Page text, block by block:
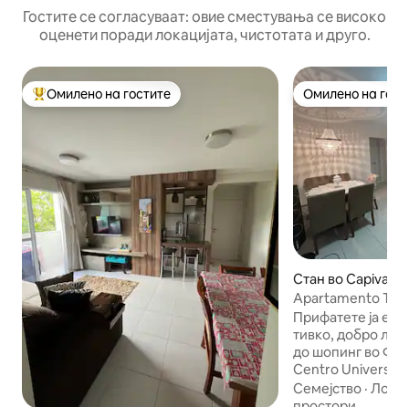
Гостите се согласуваат: овие сместувања се високо
оценети поради локацијата, чистотата и друго.
Меѓу најуспешните „Омилени на гостите“
Омилено на гостите Омилено на
Омилено на
Стан во Capivari
Apartamento
Baixo
Прифатете ја
тивко, добро
до шопинг во
Centro
250 метри;
Семејство ·